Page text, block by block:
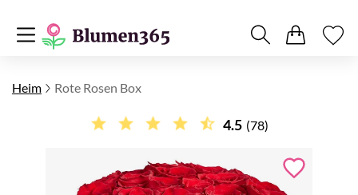
Heim Rote Rosen Box
4.5 (78)